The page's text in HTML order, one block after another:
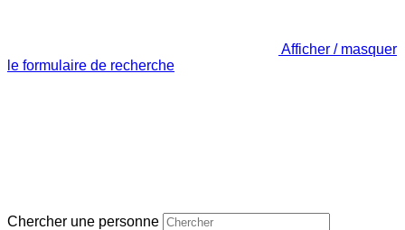
Afficher / masquer
le formulaire de recherche
Chercher une personne